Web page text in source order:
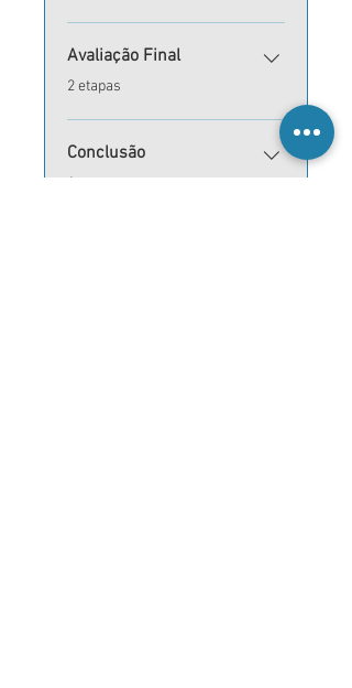
Avaliação Final
.2 etapas
Conclusão
.1 etapa